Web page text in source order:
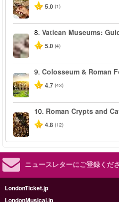
5.0 (1)
8. Vatican Museums:
5.0 (4)
9. Colosseum & Roman
4.7 (43)
10. Roman Crypts and
4.8 (12)
ニュースレターにご登録くださ
LondonTicket.jp
LondonMusical.jp